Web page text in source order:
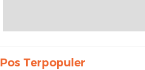
Pos Terpopuler